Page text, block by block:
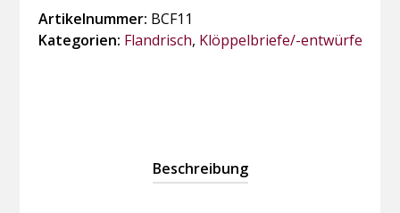
Spitze
Menge
Artikelnummer: BCF11
Kategorien: Flandrisch, Klöppelbriefe/-entwürfe
Beschreibung